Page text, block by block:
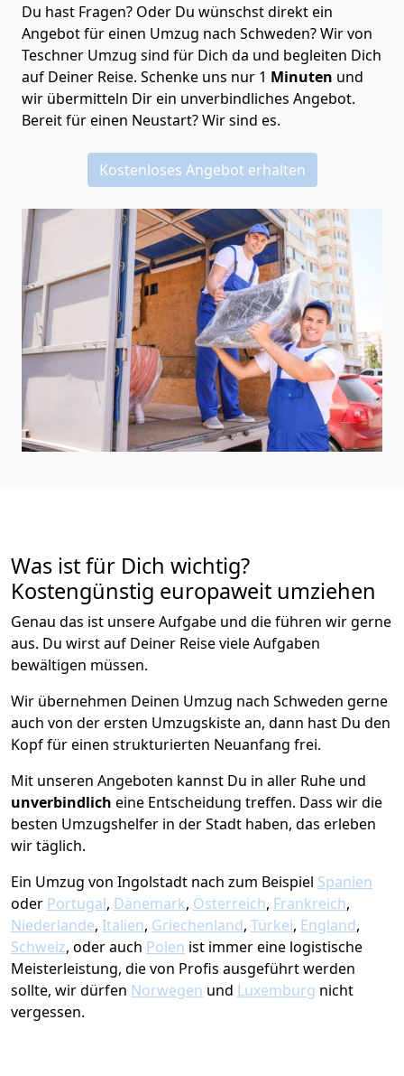
Du hast Fragen? Oder Du wünschst direkt ein
Angebot für einen Umzug nach Schweden? Wir von
Teschner Umzug sind für Dich da und begleiten Dich
auf Deiner Reise. Schenke uns nur 1 Minuten und
wir übermitteln Dir ein unverbindliches Angebot.
Bereit für einen Neustart? Wir sind es.
Kostenloses Angebot erhalten
Was ist für Dich wichtig?
Kostengünstig europaweit umziehen
Genau das ist unsere Aufgabe und die führen wir gerne
aus. Du wirst auf Deiner Reise viele Aufgaben
bewältigen müssen.
Wir übernehmen Deinen Umzug nach Schweden gerne
auch von der ersten Umzugskiste an, dann hast Du den
Kopf für einen strukturierten Neuanfang frei.
Mit unseren Angeboten kannst Du in aller Ruhe und
unverbindlich eine Entscheidung treffen. Dass wir die
besten Umzugshelfer in der Stadt haben, das erleben
wir täglich.
Ein Umzug von Ingolstadt nach zum Beispiel Spanien
oder Portugal, Dänemark, Österreich, Frankreich,
Niederlande, Italien, Griechenland, Türkei, England,
Schweiz, oder auch Polen ist immer eine logistische
Meisterleistung, die von Profis ausgeführt werden
sollte, wir dürfen Norwegen und Luxemburg nicht
vergessen.